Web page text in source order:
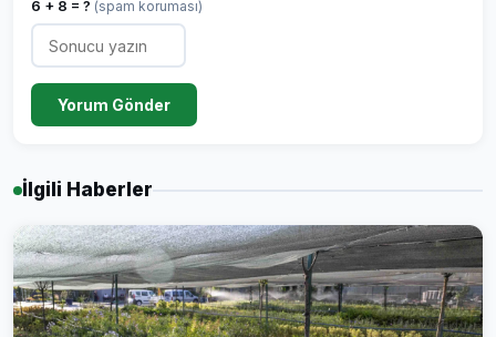
6 + 8 = ? (spam koruması)
Yorum Gönder
İlgili Haberler